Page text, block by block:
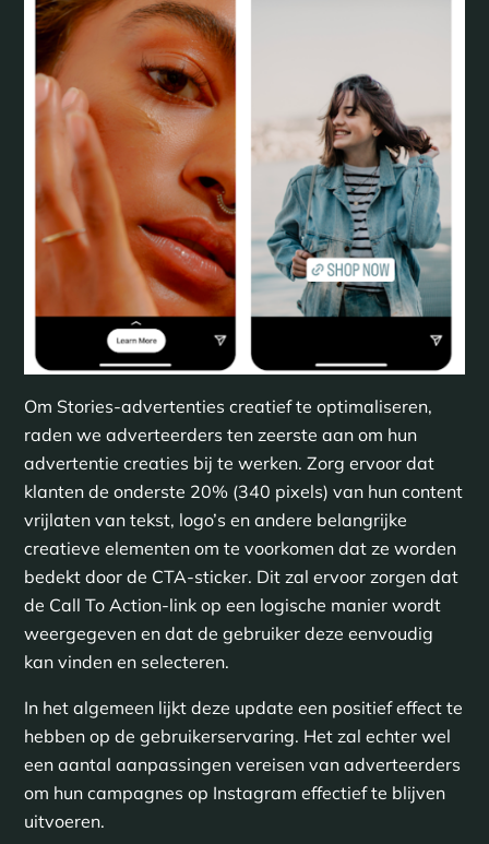
Om Stories-advertenties creatief te optimaliseren,
raden we adverteerders ten zeerste aan om hun
advertentie creaties bij te werken. Zorg ervoor dat
klanten de onderste 20% (340 pixels) van hun content
vrijlaten van tekst, logo’s en andere belangrijke
creatieve elementen om te voorkomen dat ze worden
bedekt door de CTA-sticker. Dit zal ervoor zorgen dat
de Call To Action-link op een logische manier wordt
weergegeven en dat de gebruiker deze eenvoudig
kan vinden en selecteren.
In het algemeen lijkt deze update een positief effect te
hebben op de gebruikerservaring. Het zal echter wel
een aantal aanpassingen vereisen van adverteerders
om hun campagnes op Instagram effectief te blijven
uitvoeren.